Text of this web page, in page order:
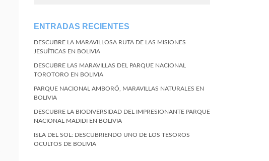
ENTRADAS RECIENTES
DESCUBRE LA MARAVILLOSA RUTA DE LAS MISIONES
JESUÍTICAS EN BOLIVIA
DESCUBRE LAS MARAVILLAS DEL PARQUE NACIONAL
TOROTORO EN BOLIVIA
PARQUE NACIONAL AMBORÓ, MARAVILLAS NATURALES EN
BOLIVIA
DESCUBRE LA BIODIVERSIDAD DEL IMPRESIONANTE PARQUE
NACIONAL MADIDI EN BOLIVIA
ISLA DEL SOL: DESCUBRIENDO UNO DE LOS TESOROS
OCULTOS DE BOLIVIA